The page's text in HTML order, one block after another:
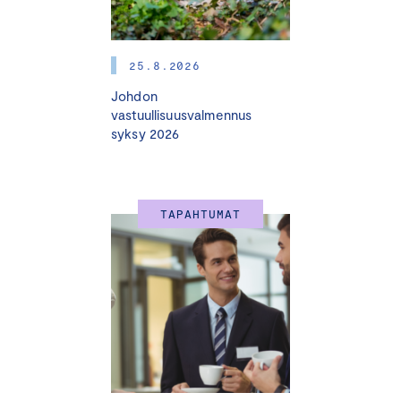
Voimmeko kutsua tuotettamme vihreäksi,
Miten voimme jatkossa viestiä yrityksen
päästötavoitteista ja ympäristötoimista ilman
pelkoa viherpesusta?
Saako tuotepakkausta enää sanoa
Miten huomioida vastuullisuus tekoälyn luomissa
mainoksissa?
Mitä seuraamuksia viherpesusta voi jatkossa tulla?
Tämä koulutus tarjoaa ajankohtaisen tiedon, käytännön
työkalut ja esimerkit, joiden avulla voit varmistaa, että
yrityksesi voi hyödyntää vastuullisuustyötään
markkinoinnissa ilman viherpesua.
25.8.2026
Johdon
vastuullisuusvalmennus
syksy 2026
TAPAHTUMAT